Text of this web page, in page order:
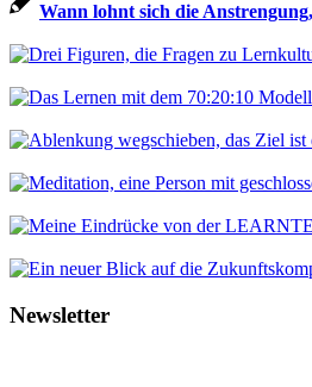
Wann lohnt sich die
Newsletter